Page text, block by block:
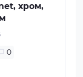
хром,
0